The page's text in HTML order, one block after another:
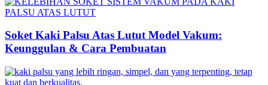
Soket Kaki Palsu Atas Lutut Model Vakum:
Keunggulan & Cara Pembuatan